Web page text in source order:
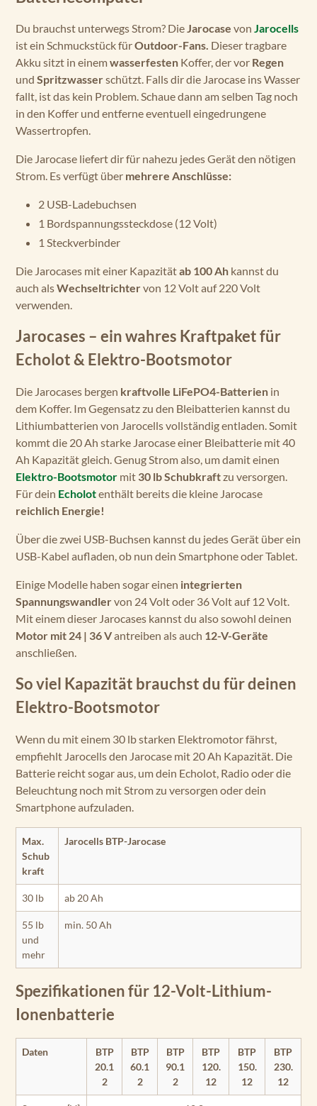
Du brauchst unterwegs Strom? DieJarocase von Jarocells
ist ein Schmuckstück fürOutdoor-Fans. Dieser tragbare
Akku sitzt in einemwasserfesten Koffer, der vor Regen
und Spritzwasserschützt. Falls dir die Jarocase ins Wasser
fallt, ist das kein Problem. Schaue dann am selben Tag noch
in den Koffer und entferne eventuell eingedrungene
Wassertropfen.
Die Jarocase liefert dir für nahezu jedes Gerät den nötigen
Strom. Es verfügt über mehrere Anschlüsse:
2 USB-Ladebuchsen
1 Bordspannungssteckdose (12 Volt)
1 Steckverbinder
Die Jarocases mit einer Kapazitätab 100 Ah kannst du
auch alsWechseltrichtervon 12 Volt auf 220 Volt
verwenden.
Jarocases – ein wahres Kraftpaket für
Echolot & Elektro-Bootsmotor
Die Jarocases bergen kraftvolle LiFePO4-Batterien in
dem Koffer. Im Gegensatz zu den Bleibatterien kannst du
Lithiumbatterien von Jarocells vollständig entladen. Somit
kommt die 20 Ah starke Jarocase einer Bleibatterie mit 40
Ah Kapazität gleich. Genug Strom also, um damit einen
Elektro-Bootsmotor mit 30 lb Schubkraftzu versorgen.
Für dein Echolotenthält bereits die kleine Jarocase
reichlich Energie!
Über die zwei USB-Buchsen kannst du jedes Gerät über ein
USB-Kabel aufladen, ob nun dein Smartphone oder Tablet.
Einige Modelle haben sogar einen integrierten
Spannungswandlervon 24 Volt oder 36 Volt auf 12 Volt.
Mit einem dieser Jarocases kannst du also sowohl deinen
Motor mit 24 | 36 Vantreiben als auch 12-V-Geräte
anschließen.
So viel Kapazität brauchst du für deinen
Elektro-Bootsmotor
Wenn du mit einem 30 lb starken Elektromotor fährst,
empfiehlt Jarocells den Jarocase mit 20 Ah Kapazität. Die
Batterie reicht sogar aus, um dein Echolot, Radio oder die
Beleuchtung noch mit Strom zu versorgen oder dein
Smartphone aufzuladen.
Max.
Schub
kraft
Jarocells BTP-Jarocase
30 lb ab 20 Ah
55 lb
und
mehr
min. 50 Ah
Spezifikationen für 12-Volt-Lithium-
Ionenbatterie
Daten
BTP
20.1
2
BTP
60.1
2
BTP
90.1
2
BTP
120.
12
BTP
150.
12
BTP
230.
12